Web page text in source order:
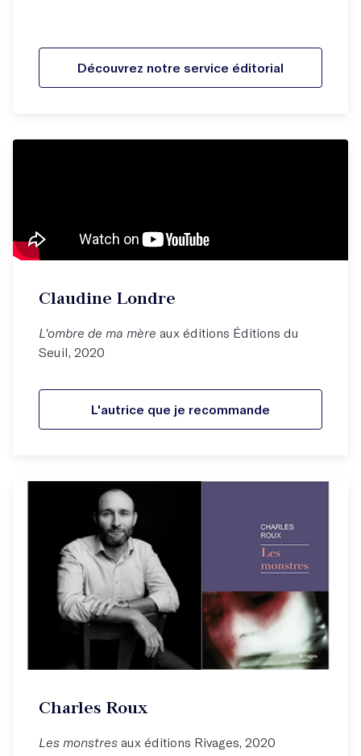
Découvrez notre service éditorial
Claudine Londre
L'ombre de ma mère aux éditions Éditions du
Seuil, 2020
L'autrice que je recommande
Charles Roux
Les monstres aux éditions Rivages, 2020